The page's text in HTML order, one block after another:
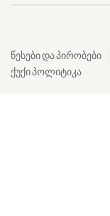
წესები და პირობები
ქუქი პოლიტიკა